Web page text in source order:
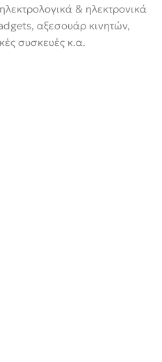
& ηλεκτρονικά
αξεσουάρ κινητών,
συσκευές κ.α.